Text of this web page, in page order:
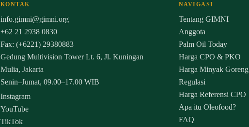
KONTAK
info.gimni@gimni.org
+62 21 2938 0830
Fax: (+6221) 29380883
Gedung Multivision Tower Lt. 6, Jl. Kuningan
Mulia, Jakarta
Senin–Jumat, 09.00–17.00 WIB
Instagram
YouTube
TikTok
NAVIGASI
Tentang GIMNI
Anggota
Palm Oil Today
Harga CPO & PKO
Harga Minyak Goreng
Regulasi
Harga Referensi CPO
Apa itu Oleofood?
FAQ